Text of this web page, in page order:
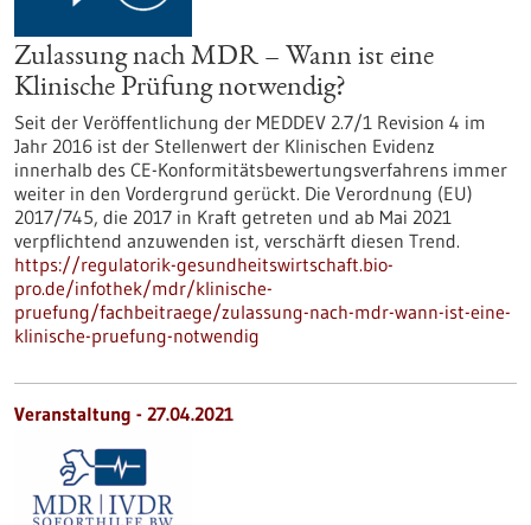
Zulassung nach MDR – Wann ist eine
Klinische Prüfung notwendig?
Seit der Veröffentlichung der MEDDEV 2.7/1 Revision 4 im
Jahr 2016 ist der Stellenwert der Klinischen Evidenz
innerhalb des CE-Konformitätsbewertungsverfahrens immer
weiter in den Vordergrund gerückt. Die Verordnung (EU)
2017/745, die 2017 in Kraft getreten und ab Mai 2021
verpflichtend anzuwenden ist, verschärft diesen Trend.
https://regulatorik-gesundheitswirtschaft.bio-
pro.de/infothek/mdr/klinische-
pruefung/fachbeitraege/zulassung-nach-mdr-wann-ist-eine-
klinische-pruefung-notwendig
Veranstaltung - 27.04.2021